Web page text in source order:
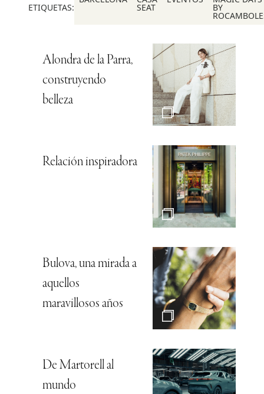
ETIQUETAS: SEAT BY
Alondra de la Parra,
construyendo
belleza
Relación inspiradora
Bulova, una mirada a
aquellos
maravillosos años
De Martorell al
mundo